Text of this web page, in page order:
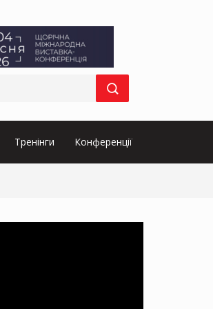
Тренінги Конференції